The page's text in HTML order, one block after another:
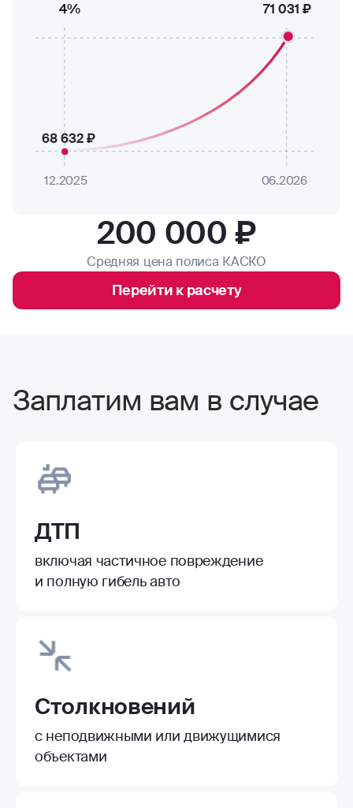
12.2025 06.2026
68 632 ₽
71 031 ₽
4%
200 000 ₽
Средняя цена полиса КАСКО
Перейти к расчету
Заплатим вам в случае
ДТП
включая частичное повреждение
и полную гибель авто
Столкновений
с неподвижными или движущимися
объектами